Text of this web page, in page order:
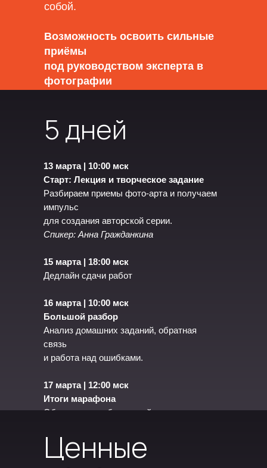
собой.
Возможность освоить сильные
приёмы
под руководством эксперта в
фотографии
5 дней
13 марта | 10:00 мск
Старт: Лекция и творческое задание
Разбираем приемы фото-арта и получаем
импульс
для создания авторской серии.
Спикер: Анна Гражданкина
15 марта | 18:00 мск
Дедлайн сдачи работ
16 марта | 10:00 мск
Большой разбор
Анализ домашних заданий, обратная
связь
и работа над ошибками.
17 марта | 12:00 мск
Итоги марафона
Объявление победителей и вручение
Ценные